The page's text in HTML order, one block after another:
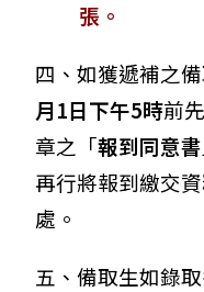
張。
四、如獲遞補之
月1日下午5時前
章之「報到同意書
再行將報到繳交
處。
五、備取生如錄